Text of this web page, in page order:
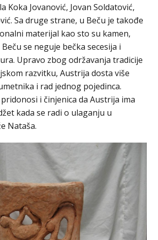
Koka Jovanović, Jovan Soldatović,
Sa druge strane, u Beču je takođe
materijal kao sto su kamen,
se neguje bečka secesija i
Upravo zbog održavanja tradicije
razvitku, Austrija dosta više
i rad jednog pojedinca.
i činjenica da Austrija ima
kada se radi o ulaganju u
Nataša.